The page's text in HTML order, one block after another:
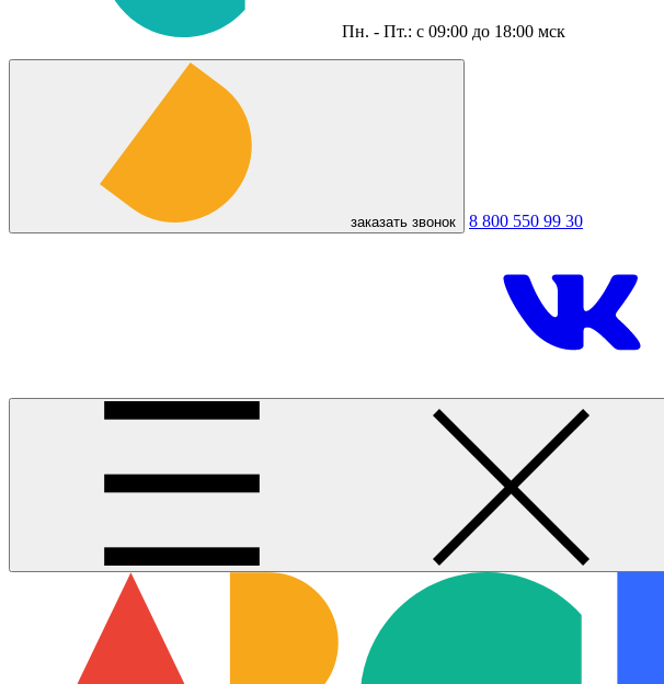
Пн. - Пт.: с 09:00 до 18:00 мск
заказать звонок 8 800 550 99 30